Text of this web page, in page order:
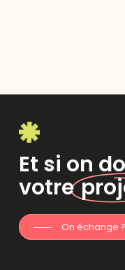
Et si on
votre
On échange ?